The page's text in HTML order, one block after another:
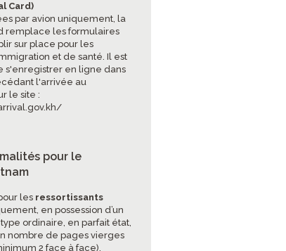
Card)
par avion uniquement, la
remplace les formulaires
sur place pour les
et de santé. Il est
s'enregistrer en ligne dans
l'arrivée au
le site :
pour le
les ressortissants
en possession d’un
ordinaire, en parfait état,
nombre de pages vierges
2 face à face).